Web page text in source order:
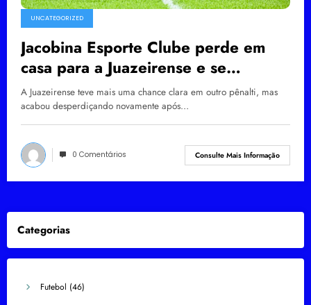
UNCATEGORIZED
Jacobina Esporte Clube perde em
casa para a Juazeirense e se
complica na briga pelo G4 do
Baianão Sub-20
A Juazeirense teve mais uma chance clara em outro pênalti, mas
acabou desperdiçando novamente após…
0 Comentários Consulte Mais Informação
Categorias
Futebol (46)